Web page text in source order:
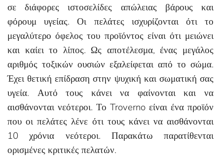
σε διάφορες ιστοσελίδες απώλειας βάρους και
φόρουμ υγείας. Οι πελάτες ισχυρίζονται ότι το
μεγαλύτερο όφελος του προϊόντος είναι ότι μειώνει
και καίει το λίπος. Ως αποτέλεσμα, ένας μεγάλος
αριθμός τοξικών ουσιών εξαλείφεται από το σώμα.
Έχει θετική επίδραση στην ψυχική και σωματική σας
υγεία. Αυτό τους κάνει να φαίνονται και να
αισθάνονται νεότεροι. Το Troverno είναι ένα προϊόν
που οι πελάτες λένε ότι τους κάνει να αισθάνονται
10 χρόνια νεότεροι. Παρακάτω παρατίθενται
ορισμένες κριτικές πελατών.